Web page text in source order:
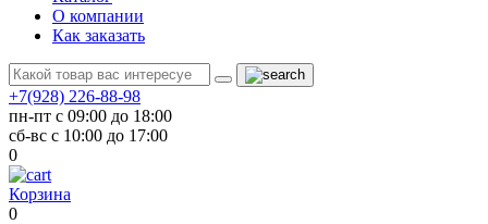
О компании
Как заказать
+7(928) 226-88-98
пн-пт с 09:00 до 18:00
сб-вс с 10:00 до 17:00
0
Корзина
0